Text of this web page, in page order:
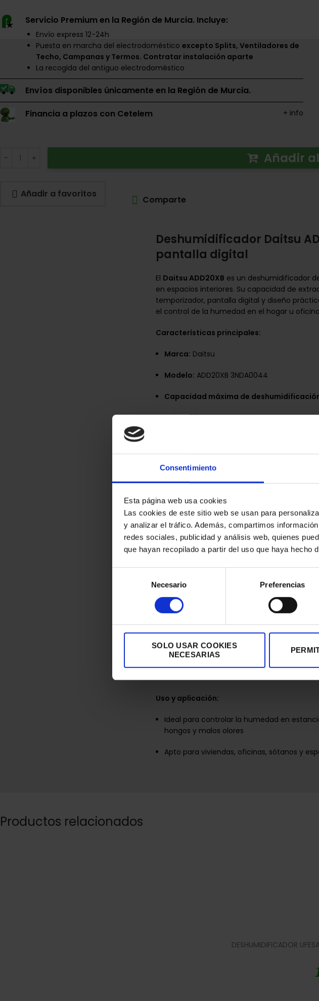
Consentimiento
Esta página web usa cookies
Las cookies de este sitio web se usan para
y analizar el tráfico. Además, compartimos
redes sociales, publicidad y análisis web, quienes
que hayan recopilado a partir del uso que haya hecho
consentimiento
Necesario Preferencias
SOLO USAR COOKIES
NECESARIAS
Servicio Premium en la Región de Murcia. Incluye:
Envío express 12-24h
Puesta en marcha del electrodoméstico excepto Splits, Ventiladores de
Techo, Campanas y Termos. Contratar instalación aparte
La recogida del antiguo electrodoméstico
Envíos disponibles únicamente en la Región de Murcia.
Financia a plazos con Cetelem
+ info
Añadir
Añadir a favoritos
Comparte
Deshumidificador Daitsu
pantalla digital
El Daitsu ADD20XB es un deshumidificador
en espacios interiores. Su capacidad de
temporizador, pantalla digital y diseño
el control de la humedad en el hogar u
Características principales:
Marca: Daitsu
Modelo: ADD20XB 3NDA0044
Capacidad máxima de
Ubicación recomendada:Piso
Diseño y construcción:
Material de la carcasa:Plástico
Pantalla incorporada:
Permite visualizar y controlar los
Agarraderas:Sí
Funcionalidad:
Temporizador integrado:Sí
Permite programar su funcionamiento
Uso y aplicación:
Ideal para controlar la humedad en
hongos y malos olores
Apto para viviendas, oficinas, sótanos y
Productos relacionados
DESHUMIDIFICADOR